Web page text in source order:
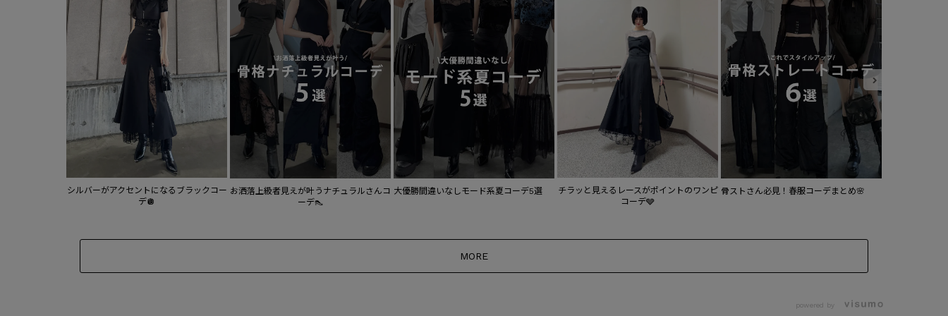
シルバーがアクセントになるブラックコー
デ🪩
お洒落上級者見えが叶うナチュラルさんコ
ーデ👠
大優勝間違いなしモード系夏コーデ5選
チラッと見えるレースがポイントのワンピ
コーデ🩶
骨ストさん必見！春服コーデまとめ🌸
MORE
powered by